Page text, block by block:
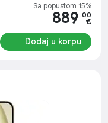
Sa popustom 15%
889 .00
€
Dodaj u korpu